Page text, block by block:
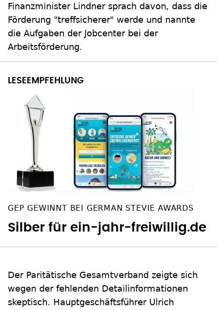
Finanzminister Lindner sprach davon, dass die
Förderung "treffsicherer" werde und nannte
die Aufgaben der Jobcenter bei der
Arbeitsförderung.
GEP GEWINNT BEI GERMAN STEVIE AWARDS
Silber für ein-jahr-freiwillig.de
Der Paritätische Gesamtverband zeigte sich
wegen der fehlenden Detailinformationen
skeptisch. Hauptgeschäftsführer Ulrich